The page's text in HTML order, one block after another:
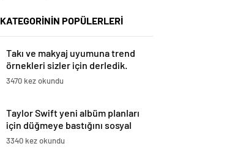
KATEGORİNİN POPÜLERLERİ
Takı ve makyaj uyumuna trend
örnekleri sizler için derledik.
3470 kez okundu
Taylor Swift yeni albüm planları
için düğmeye bastığını sosyal
medyadan duyurdu!
3340 kez okundu